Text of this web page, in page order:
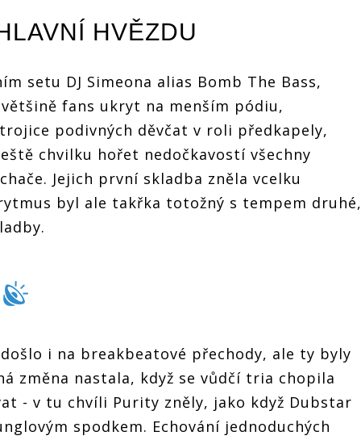
HVĚZDU
setu DJ Simeona alias Bomb The Bass,
fans ukryt na menším pódiu,
podivných děvčat v roli předkapely,
chvilku hořet nedočkavostí všechny
Jejich první skladba zněla vcelku
byl ale takřka totožný s tempem druhé,
i na breakbeatové přechody, ale ty byly
změna nastala, když se vůdčí tria chopila
- v tu chvíli Purity zněly, jako když Dubstar
spodkem. Echování jednoduchých